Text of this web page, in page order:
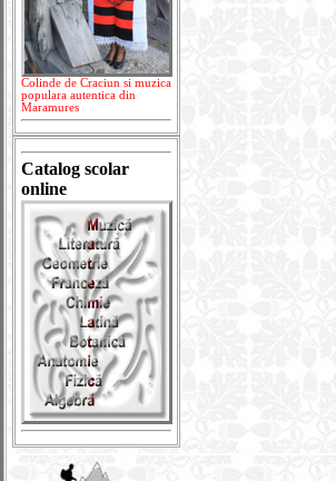
Colinde de Craciun si muzica
populara autentica din
Maramures
Catalog scolar
online